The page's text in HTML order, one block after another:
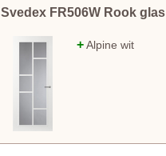
Svedex FR506W Rook glas
+Alpine wit